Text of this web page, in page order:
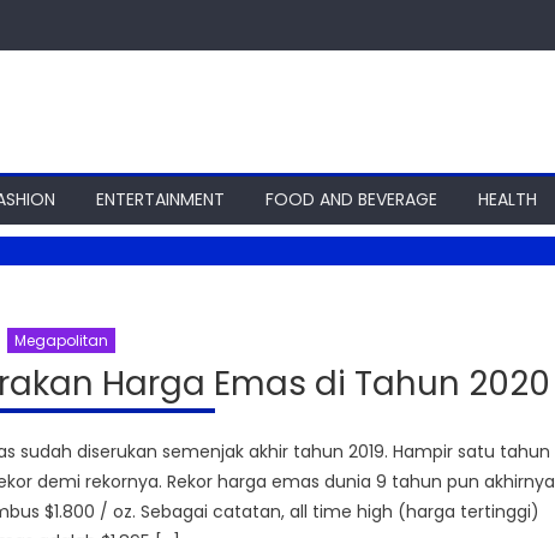
ENTERTAINMENT FOOD AND BEVERAGE HEALTH
Megapolitan
Harga Emas di Tahun 2020
sudah diserukan semenjak akhir tahun 2019. Hampir satu tahun
demi rekornya. Rekor harga emas dunia 9 tahun pun akhirnya
$1.800 / oz. Sebagai catatan, all time high (harga tertinggi)